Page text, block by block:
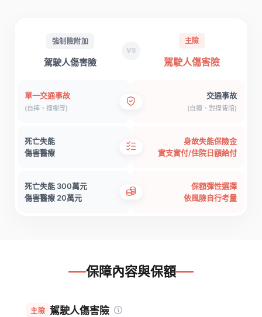
強制險附加
駕駛人傷害險
VS
主險
駕駛人傷害險
單一交通事故
(自摔、撞樹等)
交通事故
(自撞、對撞皆賠)
死亡失能
傷害醫療
身故失能保險金
實支實付/住院日額給付
死亡失能 300萬元
傷害醫療 20萬元
保額彈性選擇
依風險自行考量
保障內容與保額
承保
主險 駕駛人傷害險